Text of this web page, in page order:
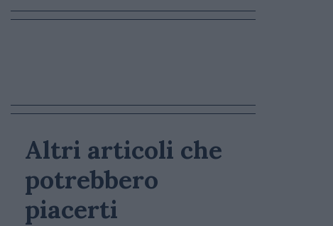
Altri articoli che
potrebbero
piacerti